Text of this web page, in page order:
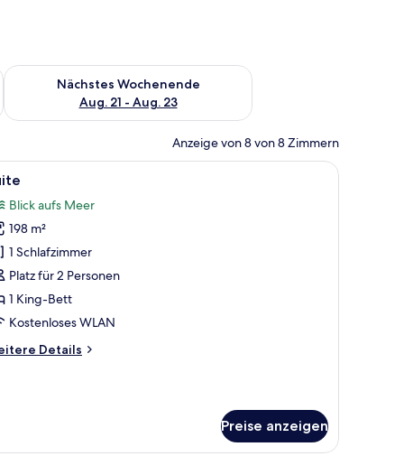
Aug. 14 - Aug. 16.
Nächstes Wochenende
Aug. 21 - Aug. 23
Überprüfe die Verfügbarkeit für nächstes Wochenende, Aug.
Anzeige von 8 von 8 Zimmern
hölzernen Kopfteil, einem Nachttisch mit Lampe und gerahmten Bildern
Ein Hotelzimmer mit einem großen Bett,
10
Blick aufs Meer
198 m²
1 Schlafzimmer
Platz für 2 Personen
1 King-Bett
Kostenloses WLAN
Details
Preise anzeigen